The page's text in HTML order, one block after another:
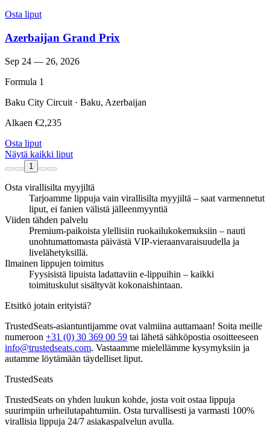
Osta liput
Azerbaijan Grand Prix
Sep 24 — 26, 2026
Formula 1
Baku City Circuit · Baku, Azerbaijan
Alkaen €2,235
Osta liput
Näytä kaikki liput
1
Osta virallisilta myyjiltä
Tarjoamme lippuja vain virallisilta myyjiltä – saat varmennetut
liput, ei fanien välistä jälleenmyyntiä
Viiden tähden palvelu
Premium-paikoista ylellisiin ruokailukokemuksiin – nauti
unohtumattomasta päivästä VIP-vieraanvaraisuudella ja
livelähetyksillä.
Ilmainen lippujen toimitus
Fyysisistä lipuista ladattaviin e-lippuihin – kaikki
toimituskulut sisältyvät kokonaishintaan.
Etsitkö jotain erityistä?
TrustedSeats-asiantuntijamme ovat valmiina auttamaan! Soita meille
numeroon +31 (0) 30 369 00 59 tai lähetä sähköpostia osoitteeseen
info@trustedseats.com. Vastaamme mielellämme kysymyksiin ja
autamme löytämään täydelliset liput.
TrustedSeats
TrustedSeats on yhden luukun kohde, josta voit ostaa lippuja
suurimpiin urheilutapahtumiin. Osta turvallisesti ja varmasti 100%
virallisia lippuja 24/7 asiakaspalvelun avulla.